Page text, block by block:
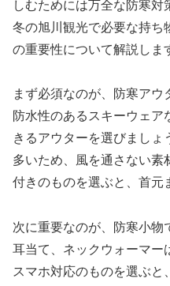
しむためには万全な防寒対
冬の旭川観光で必要な持ち
の重要性について解説しま
まず必須なのが、防寒ア
防水性のあるスキーウェ
きるアウターを選びましょ
多いため、風を通さない素
付きのものを選ぶと、首元
次に重要なのが、防寒小物
耳当て、ネックウォーマー
スマホ対応のものを選ぶと